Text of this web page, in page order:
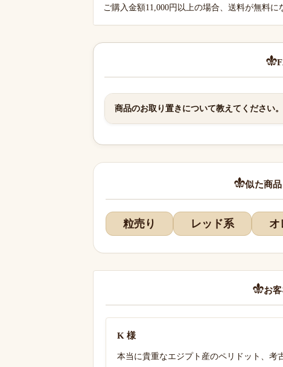
ご購入金額11,000円以上の場合、送料が無料に
商品のお取り置きについて教えてください。
似た商
粒売り レッド系 オ
お
K 様
本当に貴重なエジプト産のペリドット、考